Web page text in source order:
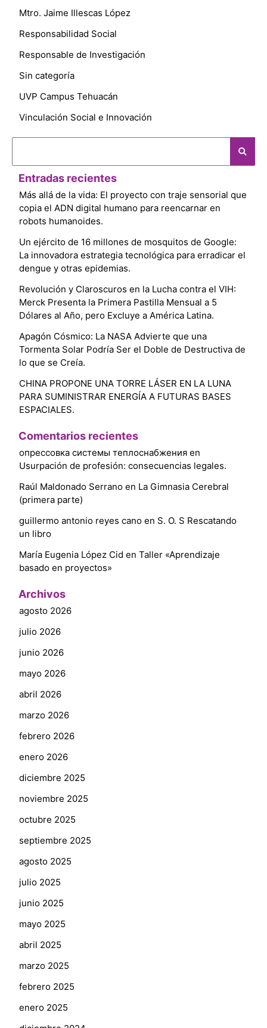
Mtro. Jaime Illescas López
Responsabilidad Social
Responsable de Investigación
Sin categoría
UVP Campus Tehuacán
Vinculación Social e Innovación
Entradas recientes
Más allá de la vida: El proyecto con traje sensorial que
copia el ADN digital humano para reencarnar en
robots humanoides.
Un ejército de 16 millones de mosquitos de Google:
La innovadora estrategia tecnológica para erradicar el
dengue y otras epidemias.
Revolución y Claroscuros en la Lucha contra el VIH:
Merck Presenta la Primera Pastilla Mensual a 5
Dólares al Año, pero Excluye a América Latina.
Apagón Cósmico: La NASA Advierte que una
Tormenta Solar Podría Ser el Doble de Destructiva de
lo que se Creía.
CHINA PROPONE UNA TORRE LÁSER EN LA LUNA
PARA SUMINISTRAR ENERGÍA A FUTURAS BASES
ESPACIALES.
Comentarios recientes
опрессовка системы теплоснабжения en
Usurpación de profesión: consecuencias legales.
Raúl Maldonado Serrano en La Gimnasia Cerebral
(primera parte)
guillermo antonio reyes cano en S. O. S Rescatando
un libro
María Eugenia López Cid en Taller «Aprendizaje
basado en proyectos»
Archivos
agosto 2026
julio 2026
junio 2026
mayo 2026
abril 2026
marzo 2026
febrero 2026
enero 2026
diciembre 2025
noviembre 2025
octubre 2025
septiembre 2025
agosto 2025
julio 2025
junio 2025
mayo 2025
abril 2025
marzo 2025
febrero 2025
enero 2025